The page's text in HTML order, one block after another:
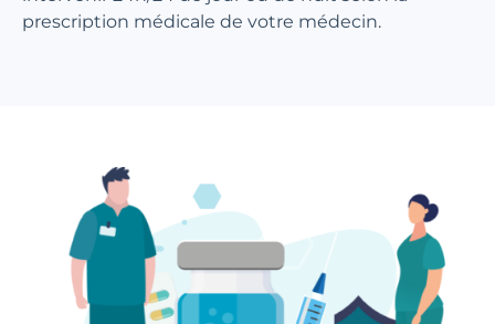
prescription médicale de votre médecin.